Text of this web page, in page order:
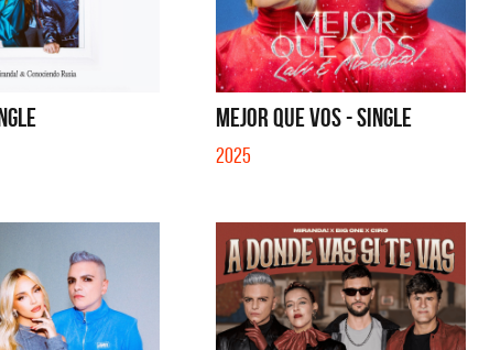
MEJOR QUE VOS - SINGLE
2025
Migrantes
SI NO ES CON VOS - SINGLE